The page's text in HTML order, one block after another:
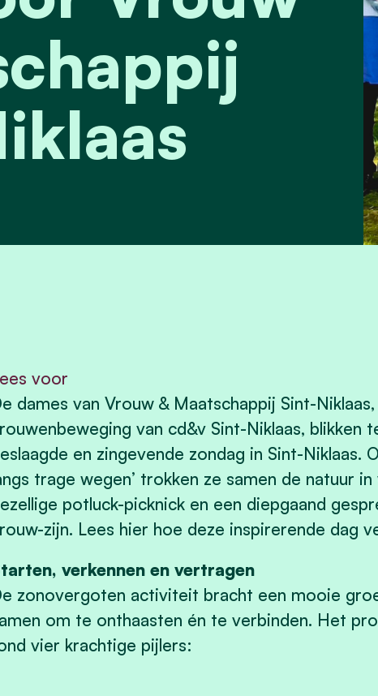
voor
dames van Vrouw & Maatschappij Sint-
van cd&v Sint-Niklaas, blikken
en zingevende zondag in Sint-Niklaas.
trage wegen’ trokken ze samen de natuur
potluck-picknick en een diepgaand
zijn. Lees hier hoe deze inspirerende dag
verkennen en vertragen
zonovergoten activiteit bracht een mooie
om te onthaasten én te verbinden. Het
vier krachtige pijlers: